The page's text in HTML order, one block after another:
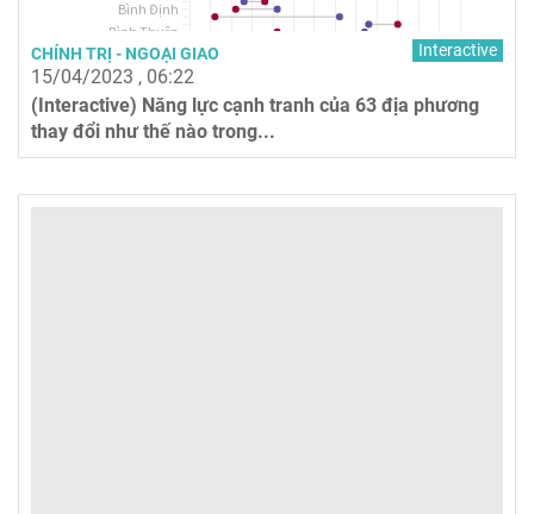
CHÍNH TRỊ - NGOẠI GIAO Interactive
15/04/2023 , 06:22
(Interactive) Năng lực cạnh tranh của 63 địa phương
thay đổi như thế nào trong...